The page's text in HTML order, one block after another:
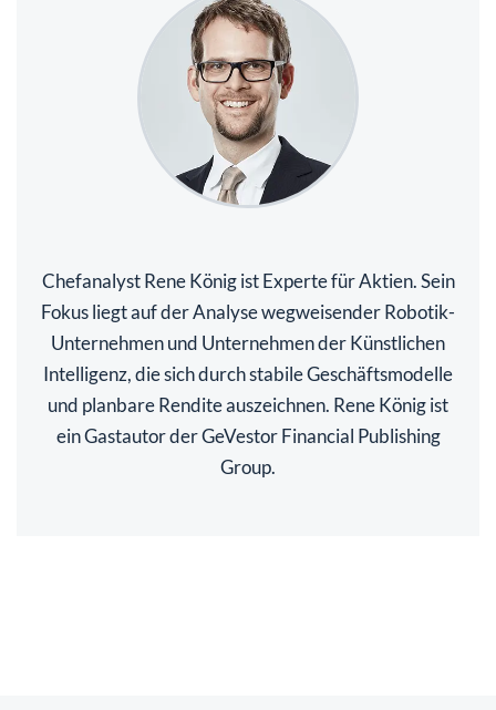
Chefanalyst Rene König ist Experte für Aktien. Sein
Fokus liegt auf der Analyse wegweisender Robotik-
Unternehmen und Unternehmen der Künstlichen
Intelligenz, die sich durch stabile Geschäftsmodelle
und planbare Rendite auszeichnen. Rene König ist
ein Gastautor der GeVestor Financial Publishing
Group.